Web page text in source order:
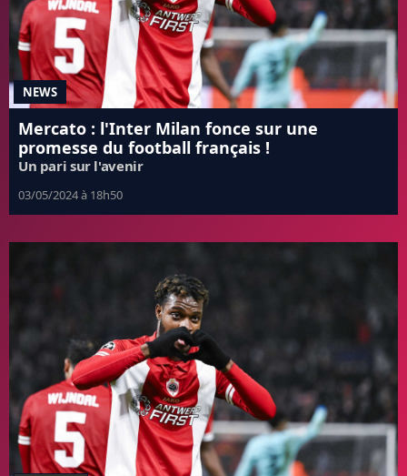
NEWS
Mercato : l'Inter Milan fonce sur une
promesse du football français !
Un pari sur l'avenir
03/05/2024 à 18h50